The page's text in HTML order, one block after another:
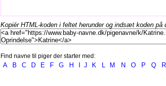
Kopiér HTML-koden i feltet herunder og indsæt koden på
Find navne til piger der starter med:
A B C D E F G H J K L M N O P Q R